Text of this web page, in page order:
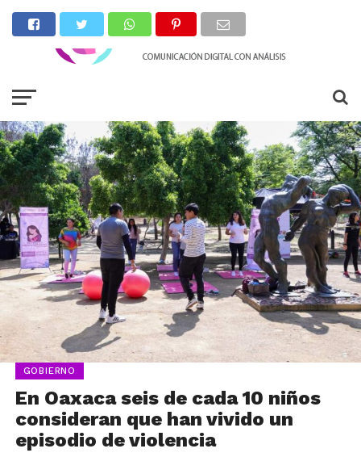
GOBIERNO
En Oaxaca seis de cada 10 niños
consideran que han vivido un
episodio de violencia